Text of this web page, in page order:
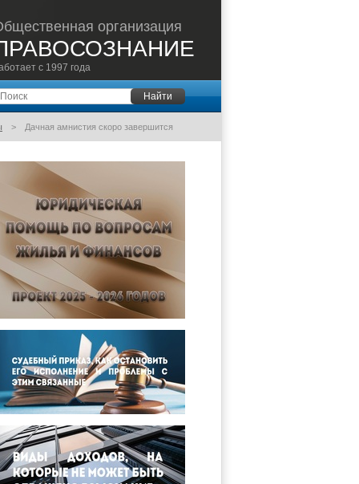
организация
с 1997 года
Найти
Дачная амнистия скоро завершится